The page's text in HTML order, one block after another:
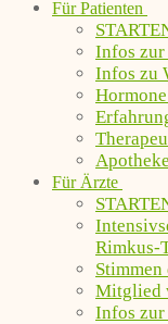
Für Patienten
Infos zur
Infos zu
Für Ärzte
Rimkus-
Mitglied
Infos zur